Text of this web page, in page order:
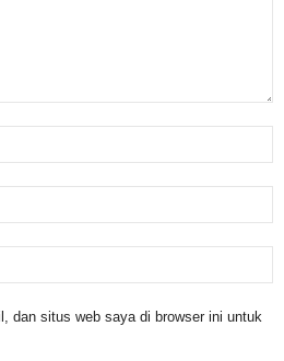
dan situs web saya di browser ini untuk